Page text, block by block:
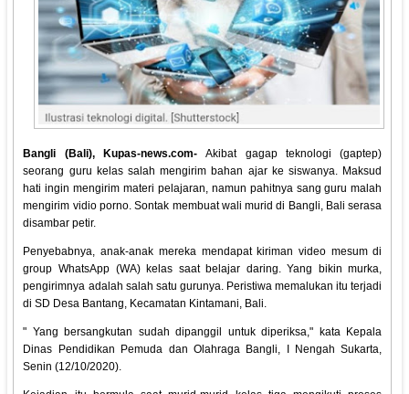
Bangli (Bali), Kupas-news.com-Akibat gagap teknologi (gaptep)
seorang guru kelas salah mengirim bahan ajar ke siswanya. Maksud
hati ingin mengirim materi pelajaran, namun pahitnya sang guru malah
mengirim vidio porno. Sontak membuat wali murid di Bangli, Bali serasa
disambar petir.
Penyebabnya, anak-anak mereka mendapat kiriman video mesum di
group WhatsApp (WA) kelas saat belajar daring. Yang bikin murka,
pengirimnya adalah salah satu gurunya. Peristiwa memalukan itu terjadi
di SD Desa Bantang, Kecamatan Kintamani, Bali.
" Yang bersangkutan sudah dipanggil untuk diperiksa," kata Kepala
Dinas Pendidikan Pemuda dan Olahraga Bangli, I Nengah Sukarta,
Senin (12/10/2020).